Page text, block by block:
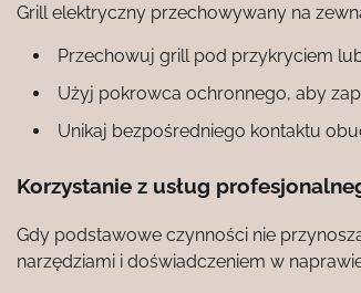
Grill elektryczny przechowywany na
Przechowuj grill pod przykryciem
Użyj pokrowca ochronnego, aby
Unikaj bezpośredniego kontaktu
Korzystanie z usług
Gdy podstawowe czynności nie
narzędziami i doświadczeniem w